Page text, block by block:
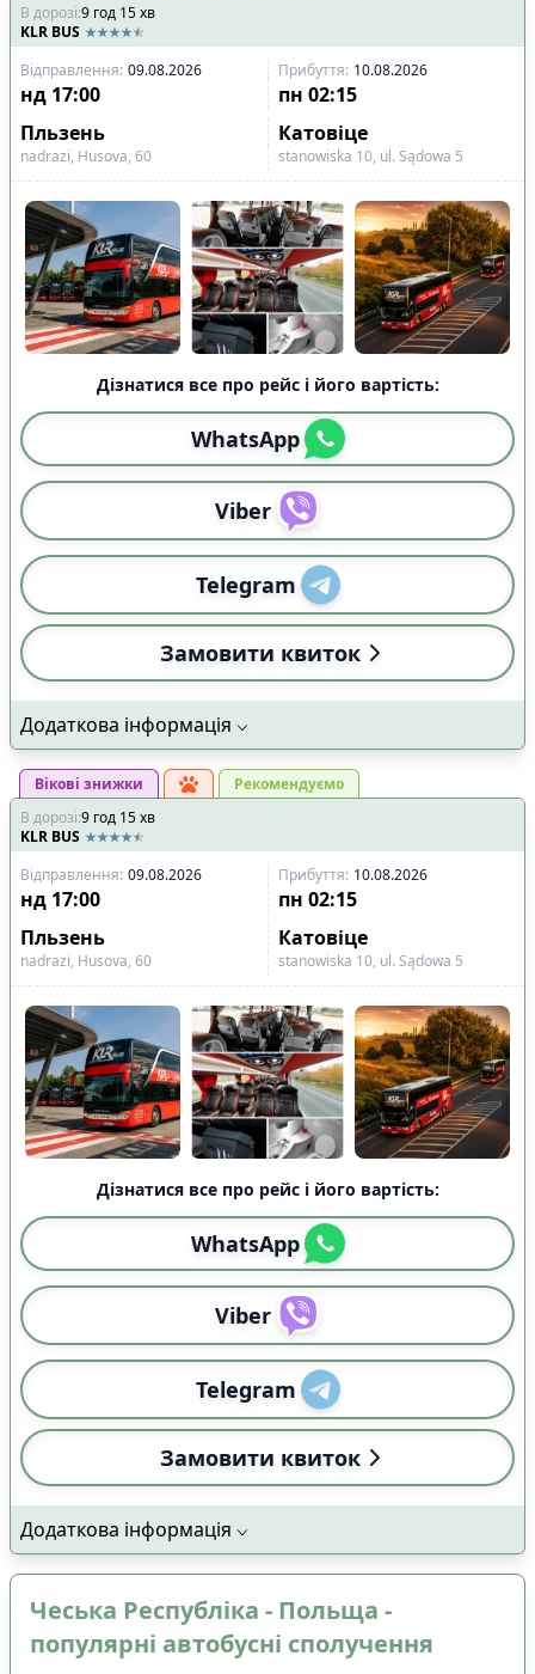
В дорозі:9 год 15хв
KLR BUS
Відправлення: 09.08.2026 Прибуття: 10.08.2026
нд 17:00 пн 02:15
Пльзень
Катовіце
nadrazi, Husova, 60 stanowiska 10, ul. Sądowa 5
Дізнатися все про рейс і його вартість:
WhatsApp
Viber
Telegram
Замовити квиток
Додаткова інформація
Вікові знижки
Рекомендуємо
В дорозі:9 год 15хв
KLR BUS
Відправлення: 09.08.2026 Прибуття: 10.08.2026
нд 17:00 пн 02:15
Пльзень
Катовіце
nadrazi, Husova, 60 stanowiska 10, ul. Sądowa 5
Дізнатися все про рейс і його вартість:
WhatsApp
Viber
Telegram
Замовити квиток
Додаткова інформація
Чеська Республіка - Польща -
популярні автобусні сполучення